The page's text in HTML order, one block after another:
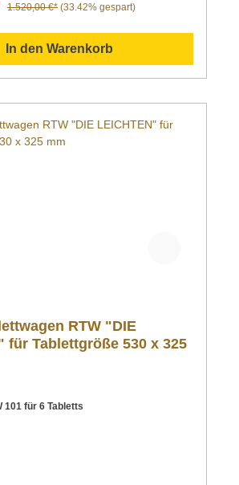
1.520,00 €* (33.42% gespart)
In den Warenkorb
RTW "DIE
für Tablettgröße 530 x 325
101 für 6 Tabletts